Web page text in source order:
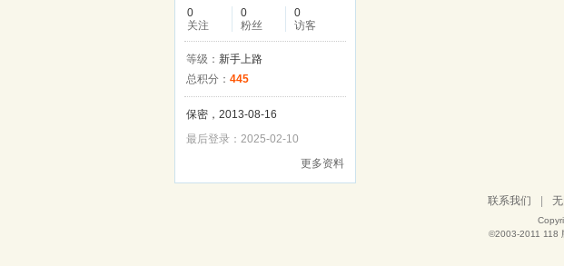
0
关注
0
粉丝
0
访客
等级： 新手上路
总积分： 445
保密，2013-08-16
最后登录：2025-02-10
更多资料
联系我们
©2003-2011 118